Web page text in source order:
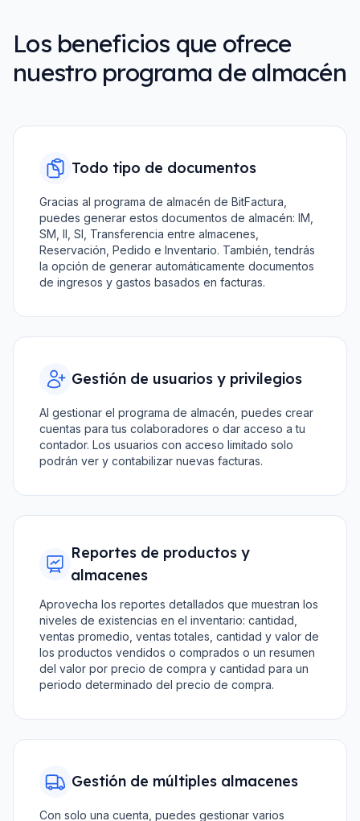
Los beneficios que ofrece
nuestro programa de almacén
Todo tipo de documentos
Gracias al programa de almacén de BitFactura,
puedes generar estos documentos de almacén: IM,
SM, II, SI, Transferencia entre almacenes,
Reservación, Pedido e Inventario. También, tendrás
la opción de generar automáticamente documentos
de ingresos y gastos basados en facturas.
Gestión de usuarios y privilegios
Al gestionar el programa de almacén, puedes crear
cuentas para tus colaboradores o dar acceso a tu
contador. Los usuarios con acceso limitado solo
podrán ver y contabilizar nuevas facturas.
Reportes de productos y
almacenes
Aprovecha los reportes detallados que muestran los
niveles de existencias en el inventario: cantidad,
ventas promedio, ventas totales, cantidad y valor de
los productos vendidos o comprados o un resumen
del valor por precio de compra y cantidad para un
periodo determinado del precio de compra.
Gestión de múltiples almacenes
Con solo una cuenta, puedes gestionar varios